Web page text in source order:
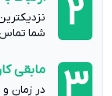
2
شما
مابقی
در زمان